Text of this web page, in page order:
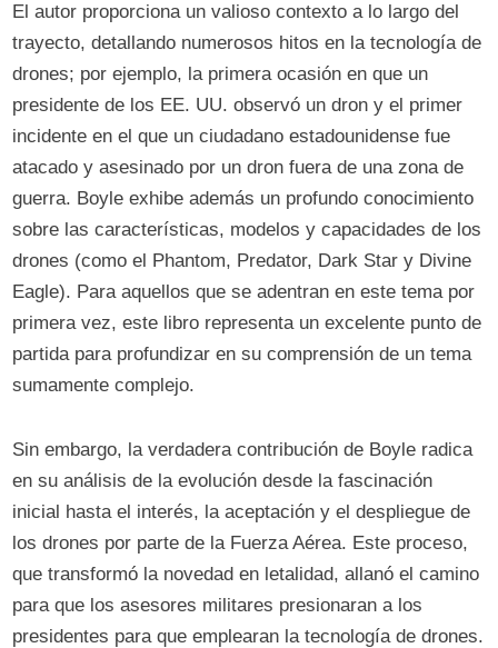
El autor proporciona un valioso contexto a lo largo del
trayecto, detallando numerosos hitos en la tecnología de
drones; por ejemplo, la primera ocasión en que un
presidente de los EE. UU. observó un dron y el primer
incidente en el que un ciudadano estadounidense fue
atacado y asesinado por un dron fuera de una zona de
guerra. Boyle exhibe además un profundo conocimiento
sobre las características, modelos y capacidades de los
drones (como el Phantom, Predator, Dark Star y Divine
Eagle). Para aquellos que se adentran en este tema por
primera vez, este libro representa un excelente punto de
partida para profundizar en su comprensión de un tema
sumamente complejo.
Sin embargo, la verdadera contribución de Boyle radica
en su análisis de la evolución desde la fascinación
inicial hasta el interés, la aceptación y el despliegue de
los drones por parte de la Fuerza Aérea. Este proceso,
que transformó la novedad en letalidad, allanó el camino
para que los asesores militares presionaran a los
presidentes para que emplearan la tecnología de drones.